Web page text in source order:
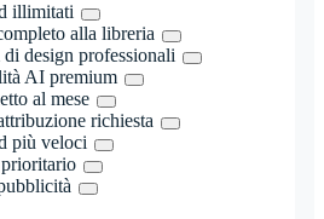
illimitati
alla libreria
di design professionali
AI premium
al mese
richiesta
più veloci